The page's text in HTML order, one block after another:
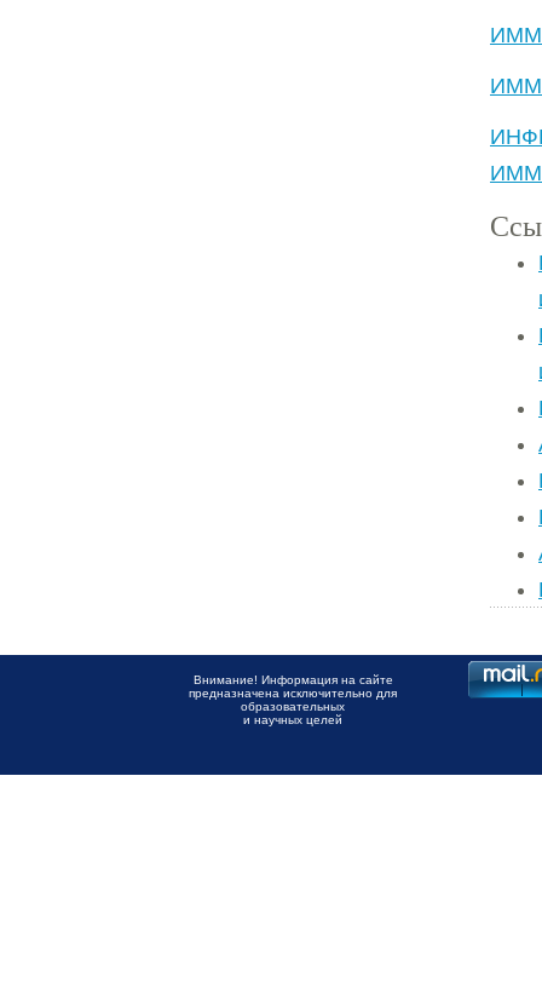
Внимание! Информация на сайте
предназначена исключительно для
образовательных
и научных целей